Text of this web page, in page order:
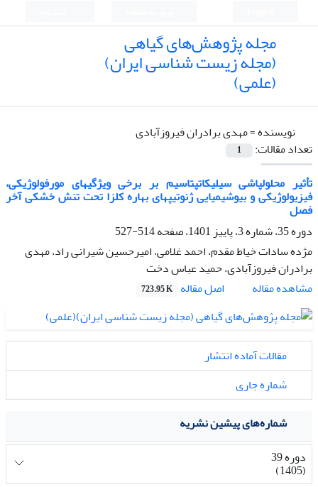
مجله پژوهش‌های گیاهی
(مجله زیست شناسی ایران)
(علمی)
نویسنده =مهدی برادران فیروزآبادی
تعداد مقالات:
1
تأثیر محلول‎پاشی سیلیکات‎پتاسیم بر برخی ویژگی‎های مورفولوژیکی،
فیزیولوژیکی و بیوشیمیایی ژنوتیپ‎های بهاره کلزا تحت تنش خشکی آخر
فصل
دوره 35، شماره 3، پاییز 1401، صفحه
514-527
مژده سادات خیاط مقدم، احمد غلامی، امیرحسین شیرانی راد، مهدی
برادران فیروزآبادی، حمید عباس دخت
مشاهده مقاله
اصل مقاله 723.95 K
مقالات آماده انتشار
شماره جاری
شماره‌های پیشین نشریه
دوره 39
(1405)